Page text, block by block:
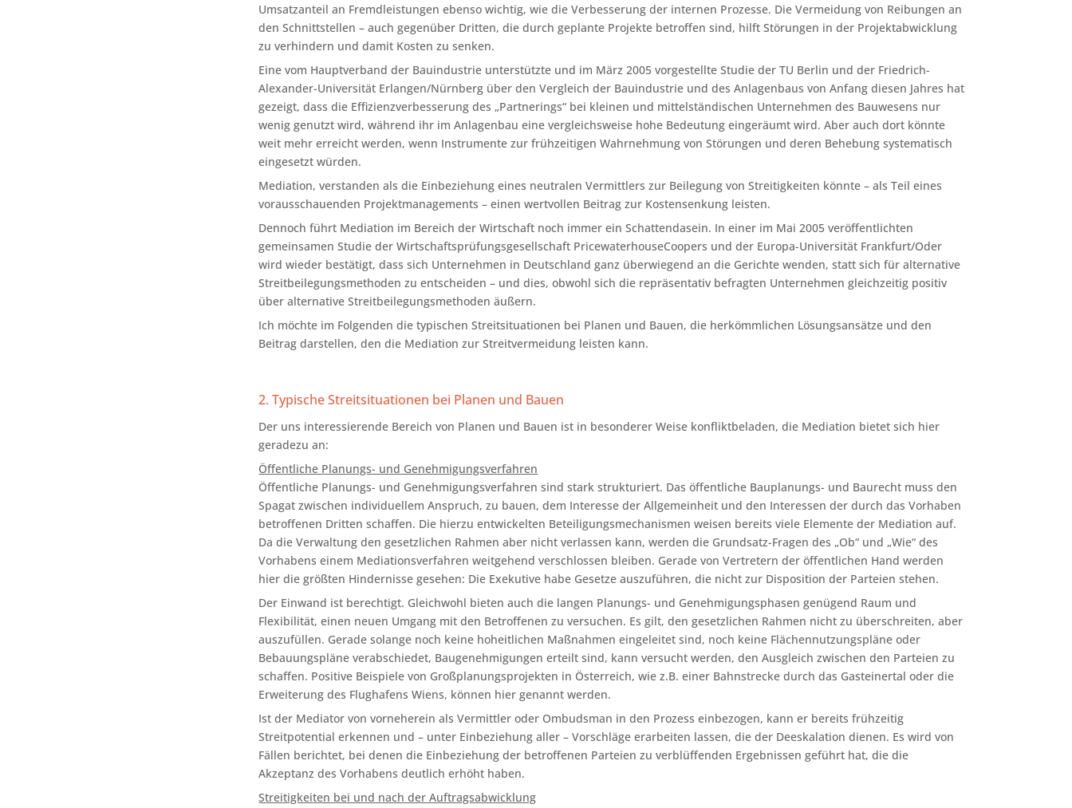
Umsatzanteil an Fremdleistungen ebenso wichtig, wie die Verbesserung der internen Prozesse. Die Vermeidung von Reibungen an
den Schnittstellen – auch gegenüber Dritten, die durch geplante Projekte betroffen sind, hilft Störungen in der Projektabwicklung
zu verhindern und damit Kosten zu senken.
Eine vom Hauptverband der Bauindustrie unterstützte und im März 2005 vorgestellte Studie der TU Berlin und der Friedrich-
Alexander-Universität Erlangen/Nürnberg über den Vergleich der Bauindustrie und des Anlagenbaus von Anfang diesen Jahres hat
gezeigt, dass die Effizienzverbesserung des „Partnerings“ bei kleinen und mittelständischen Unternehmen des Bauwesens nur
wenig genutzt wird, während ihr im Anlagenbau eine vergleichsweise hohe Bedeutung eingeräumt wird. Aber auch dort könnte
weit mehr erreicht werden, wenn Instrumente zur frühzeitigen Wahrnehmung von Störungen und deren Behebung systematisch
eingesetzt würden.
Mediation, verstanden als die Einbeziehung eines neutralen Vermittlers zur Beilegung von Streitigkeiten könnte – als Teil eines
vorausschauenden Projektmanagements – einen wertvollen Beitrag zur Kostensenkung leisten.
Dennoch führt Mediation im Bereich der Wirtschaft noch immer ein Schattendasein. In einer im Mai 2005 veröffentlichten
gemeinsamen Studie der Wirtschaftsprüfungsgesellschaft PricewaterhouseCoopers und der Europa-Universität Frankfurt/Oder
wird wieder bestätigt, dass sich Unternehmen in Deutschland ganz überwiegend an die Gerichte wenden, statt sich für alternative
Streitbeilegungsmethoden zu entscheiden – und dies, obwohl sich die repräsentativ befragten Unternehmen gleichzeitig positiv
über alternative Streitbeilegungsmethoden äußern.
Ich möchte im Folgenden die typischen Streitsituationen bei Planen und Bauen, die herkömmlichen Lösungsansätze und den
Beitrag darstellen, den die Mediation zur Streitvermeidung leisten kann.
2. Typische Streitsituationen bei Planen und Bauen
Der uns interessierende Bereich von Planen und Bauen ist in besonderer Weise konfliktbeladen, die Mediation bietet sich hier
geradezu an:
Öffentliche Planungs- und Genehmigungsverfahren
Öffentliche Planungs- und Genehmigungsverfahren sind stark strukturiert. Das öffentliche Bauplanungs- und Baurecht muss den
Spagat zwischen individuellem Anspruch, zu bauen, dem Interesse der Allgemeinheit und den Interessen der durch das Vorhaben
betroffenen Dritten schaffen. Die hierzu entwickelten Beteiligungsmechanismen weisen bereits viele Elemente der Mediation auf.
Da die Verwaltung den gesetzlichen Rahmen aber nicht verlassen kann, werden die Grundsatz-Fragen des „Ob“ und „Wie“ des
Vorhabens einem Mediationsverfahren weitgehend verschlossen bleiben. Gerade von Vertretern der öffentlichen Hand werden
hier die größten Hindernisse gesehen: Die Exekutive habe Gesetze auszuführen, die nicht zur Disposition der Parteien stehen.
Der Einwand ist berechtigt. Gleichwohl bieten auch die langen Planungs- und Genehmigungsphasen genügend Raum und
Flexibilität, einen neuen Umgang mit den Betroffenen zu versuchen. Es gilt, den gesetzlichen Rahmen nicht zu überschreiten, aber
auszufüllen. Gerade solange noch keine hoheitlichen Maßnahmen eingeleitet sind, noch keine Flächennutzungspläne oder
Bebauungspläne verabschiedet, Baugenehmigungen erteilt sind, kann versucht werden, den Ausgleich zwischen den Parteien zu
schaffen. Positive Beispiele von Großplanungsprojekten in Österreich, wie z.B. einer Bahnstrecke durch das Gasteinertal oder die
Erweiterung des Flughafens Wiens, können hier genannt werden.
Ist der Mediator von vorneherein als Vermittler oder Ombudsman in den Prozess einbezogen, kann er bereits frühzeitig
Streitpotential erkennen und – unter Einbeziehung aller – Vorschläge erarbeiten lassen, die der Deeskalation dienen. Es wird von
Fällen berichtet, bei denen die Einbeziehung der betroffenen Parteien zu verblüffenden Ergebnissen geführt hat, die die
Akzeptanz des Vorhabens deutlich erhöht haben.
Streitigkeiten bei und nach der Auftragsabwicklung